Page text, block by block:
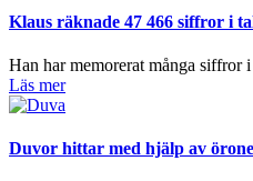
Klaus räknade 47 466 siffror i
Han har memorerat många siffror
Läs mer
Duvor hittar med hjälp av